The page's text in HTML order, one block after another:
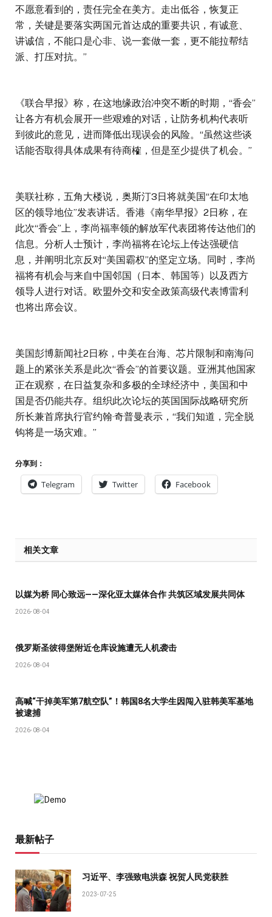
不愿意看到的，责任完全在美方。走出低谷，恢复正
常，关键是要落实两国元首达成的重要共识，有诚意、
讲诚信，不能口是心非、说一套做一套，更不能拉帮结
派、打压对抗。”
《联合早报》称，在这地缘政治冲突不断的时期，“香会”
让各方有机会展开一些艰难的对话，让防务机构代表听
到彼此的意见，进而降低出现误会的风险。“虽然这些谈
话能否取得具体成果有待商榷，但是至少提供了机会。”
美联社称，五角大楼说，奥斯汀3日将就美国“在印太地
区的领导地位”发表讲话。香港《南华早报》2日称，在
此次“香会”上，李尚福率领的解放军代表团将传达他们的
信息。分析人士预计，李尚福将在论坛上传达强硬信
息，并阐明北京反对“美国霸权”的坚定立场。同时，李尚
福将有机会与来自中国邻国（日本、韩国等）以及西方
领导人进行对话。欧盟外交和安全政策高级代表博雷利
也将出席会议。
美国彭博新闻社2日称，中美在台海、芯片限制和南海问
题上的紧张关系是此次“香会”的首要议题。亚洲其他国家
正在观察，在日益复杂和多极的全球经济中，美国和中
国是否仍能共存。组织此次论坛的英国国际战略研究所
所长兼首席执行官约翰·奇普曼表示，“我们知道，完全脱
钩将是一场灾难。”
分享到：
Telegram Twitter Facebook
相关文章
以媒为桥 同心致远——深化亚太媒体合作 共筑区域发展共同体
2026-08-04
俄罗斯圣彼得堡附近仓库设施遭无人机袭击
2026-08-04
高喊“干掉美军第7航空队”！韩国8名大学生因闯入驻韩美军基地
被逮捕
2026-08-04
最新帖子
习近平、李强致电洪森 祝贺人民党获胜
2023-07-25